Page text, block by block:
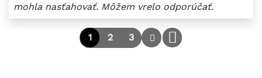
mohla nasťahovať. Môžem vrelo odporúčať.
1 2 3